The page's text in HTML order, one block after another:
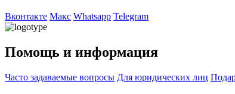
Вконтакте Макс Whatsapp Telegram
Помощь и информация
Часто задаваемые вопросы Для юридических лиц